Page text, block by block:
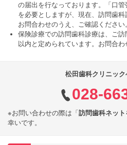
の届出を行なっております。「口
を必要としますが、現在、訪問歯
お問合わせのうえ、ご確認ください。
保険診療での訪問歯科診療は、ご
以内と定められています。お問合わ
松田歯科クリニッ
028-
※お問い合わせの際は「訪問歯科ネット
幸いです。